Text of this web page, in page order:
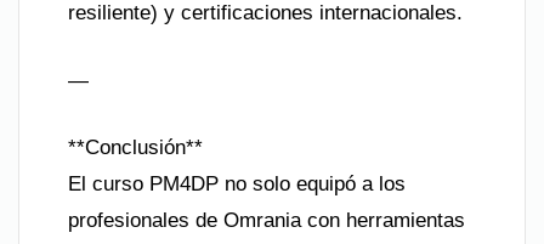
resiliente) y certificaciones internacionales.
—
**Conclusión**
El curso PM4DP no solo equipó a los
profesionales de Omrania con herramientas